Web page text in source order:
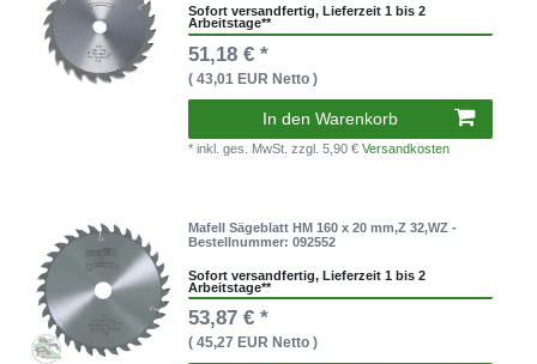
Sofort versandfertig, Lieferzeit 1 bis 2
Arbeitstage**
51,18 € *
( 43,01 EUR Netto )
In den Warenkorb
* inkl. ges. MwSt.zzgl. 5,90 €Versandkosten
Mafell Sägeblatt HM 160 x 20 mm,Z 32,WZ -
Bestellnummer: 092552
Sofort versandfertig, Lieferzeit 1 bis 2
Arbeitstage**
53,87 € *
( 45,27 EUR Netto )